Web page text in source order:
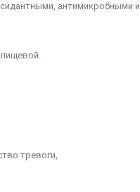
антимикробными и
пищевой.
тревоги,